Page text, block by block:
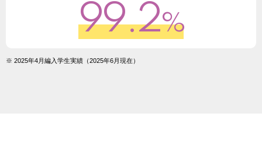
99.2%
※ 2025年4月編入学生実績（2025年6月現在）